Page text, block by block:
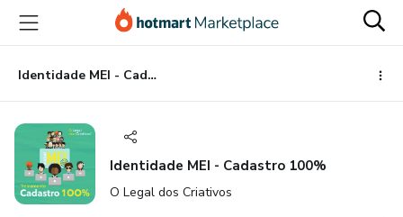
para
conteúdo
principal
para
pagamento
para
rodapé
Identidade MEI - Cadastro 100%
Identidade MEI - Cadastro 100%
O Legal dos Criativos